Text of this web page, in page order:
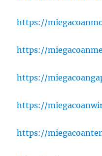
https://
https://
https://
https://
https://